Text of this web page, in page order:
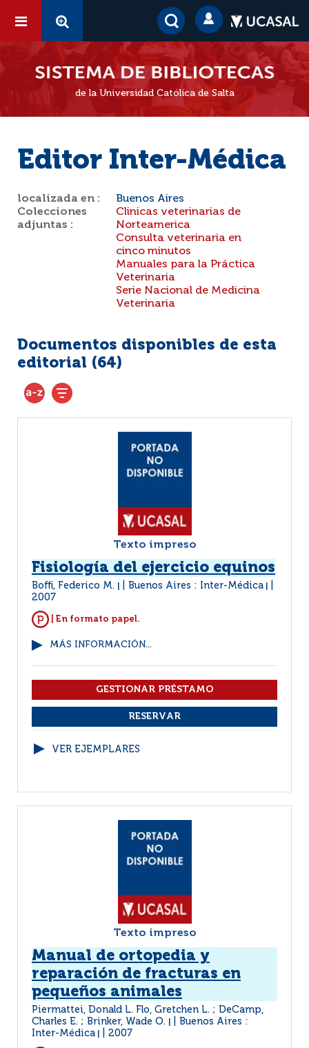
de la Universidad Católica de Salta
Editor Inter-Médica
localizada en :
Buenos Aires
Colecciones
adjuntas :
Clinicas veterinarias de
Norteamerica
Consulta veterinaria en
cinco minutos
Manuales para la Práctica
Veterinaria
Serie Nacional de Medicina
Veterinaria
Documentos disponibles de esta
editorial (64)
Texto impreso
Fisiología del ejercicio equinos
Boffi, Federico M. Buenos Aires : Inter-Médica
2007
| En formato papel.
MÁS INFORMACIÓN...
VER EJEMPLARES
Texto impreso
Manual de ortopedia y
reparación de fracturas en
pequeños animales
Piermattei, Donald L. Flo, Gretchen L. ; DeCamp,
Charles E. ; Brinker, Wade O.
Buenos Aires :
Inter-Médica
2007